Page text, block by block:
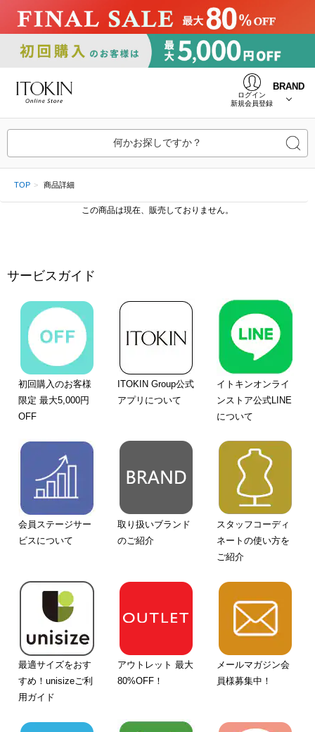
ログイン
新規会員登録
BRAND
何かお探しですか？
TOP 商品詳細
この商品は現在、販売しておりません。
サービスガイド
初回購入のお客様
限定 最大5,000円
OFF
ITOKIN Group公式
アプリについて
イトキンオンライ
ンストア公式LINE
について
会員ステージサー
ビスについて
取り扱いブランド
のご紹介
スタッフコーディ
ネートの使い方を
ご紹介
最適サイズをおす
すめ！unisizeご利
用ガイド
アウトレット 最大
80%OFF！
メールマガジン会
員様募集中！